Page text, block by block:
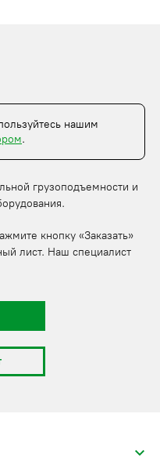
нашим
.
грузоподъемности и
кнопку «Заказать»
лист. Наш специалист